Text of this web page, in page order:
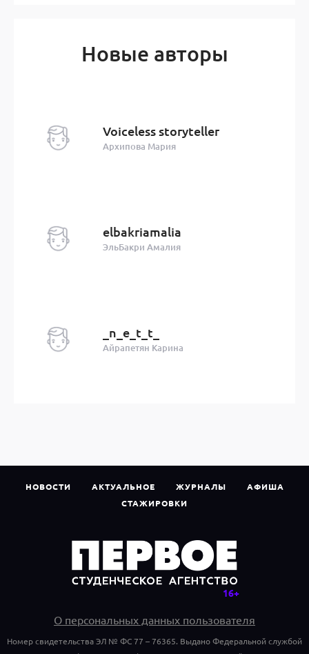
Новые авторы
Voiceless storyteller
Архипова Мария
elbakriamalia
ЭльБакри Амалия
_n_e_t_t_
Айрапетян Карина
НОВОСТИ АКТУАЛЬНОЕ ЖУРНАЛЫ
АФИША
СТАЖИРОВКИ
О персональных данных пользователя
Номер свидетельства ЭЛ № ФС 77 – 76365. Выдано Федеральной службой